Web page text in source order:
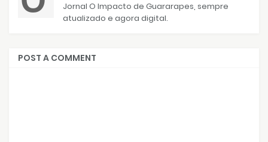
Jornal O Impacto de Guararapes, sempre
atualizado e agora digital.
POST A COMMENT